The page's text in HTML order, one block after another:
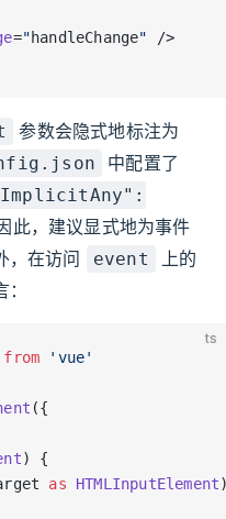
="handleChange"
/>
参数会隐式地标注为
中配置了
此，建议显式地为事件
，在访问
event
上的
ts
from 'vue'
({
) {
as HTMLInputElement